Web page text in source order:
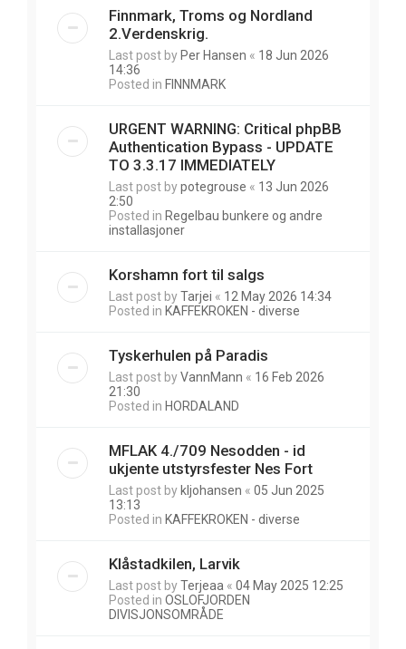
Finnmark, Troms og Nordland
2.Verdenskrig.
Last post by Per Hansen « 18 Jun 2026
14:36
Posted in FINNMARK
URGENT WARNING: Critical phpBB
Authentication Bypass - UPDATE
TO 3.3.17 IMMEDIATELY
Last post bypotegrouse « 13 Jun 2026
2:50
Posted in Regelbau bunkere og andre
installasjoner
Korshamn fort til salgs
Last post byTarjei « 12 May 2026 14:34
Posted in KAFFEKROKEN - diverse
Tyskerhulen på Paradis
Last post byVannMann « 16 Feb 2026
21:30
Posted in HORDALAND
MFLAK 4./709 Nesodden - id
ukjente utstyrsfester Nes Fort
Last post by kljohansen « 05 Jun 2025
13:13
Posted in KAFFEKROKEN - diverse
Klåstadkilen, Larvik
Last post byTerjeaa « 04 May 2025 12:25
Posted in OSLOFJORDEN
DIVISJONSOMRÅDE